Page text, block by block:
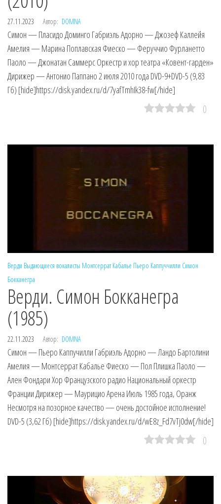
27.11.2023 Автор: DOMNA
Симон — Пласидо Доминго Габриэль Адорно — Джозеф Каллейя
Амелия — Марина Поплавская Фиеско — Феруччио Фурланетто
Паоло — Джонатан Саммерс Оркестр и хор театра «Ковент-гарден»
Дирижер — Антонио Паппано 2 июля 2010 года DVD-9+DVD-5 (9,83
Гб) [hide]https://disk.yandex.ru/d/7yafTmhIk38-fw[/hide]
0
Верди Выдающиеся вокалисты Монтсеррат Кабалье Пьеро Каппуччилли Симон
Бокканегра
Верди. Симон Бокканегра
(1985)
22.11.2023 Автор: DOMNA
Симон — Пьеро Каппучилли Габриэль Адорно — Ландо Бартолини
Амелия — Монтсеррат Кабалье Фиеско — Пол Плишка Паоло —
Ален Фондари Хор Французского радио Национальный оркестр
Франции Дирижер — Маурицио Арена Июль 1985 года, Оранж
Несмотря на позорное качество — очень достойное исполнение!
DVD-5 (3,62 Гб) [hide]https://disk.yandex.ru/d/wE8z_Fd7vTj0dw[/hide]
0